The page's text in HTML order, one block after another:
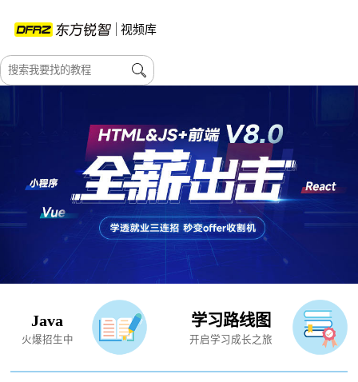
视频库
Java
火爆招生中
学习路线图
开启学习成长之旅